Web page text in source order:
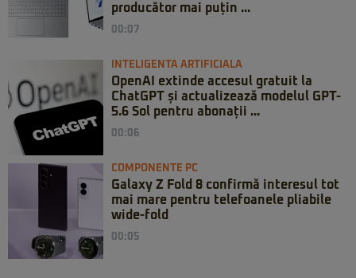
producător mai puțin ...
00:07
INTELIGENTA ARTIFICIALA
OpenAI extinde accesul gratuit la
ChatGPT și actualizează modelul GPT-
5.6 Sol pentru abonații ...
00:06
COMPONENTE PC
Galaxy Z Fold 8 confirmă interesul tot
mai mare pentru telefoanele pliabile
wide-fold
00:05